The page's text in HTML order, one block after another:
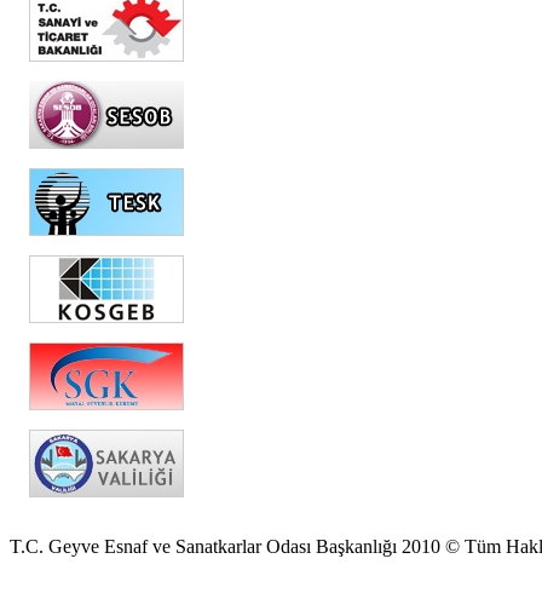
T.C. Geyve Esnaf ve Sanatkarlar Odası Başkanlığı 2010 © Tüm